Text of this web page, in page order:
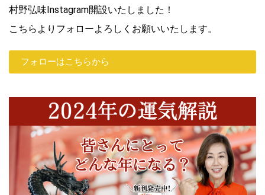
村野弘味Instagram開設いたしました！
こちらよりフォローよろしくお願いいたします。
フォローはこちらから